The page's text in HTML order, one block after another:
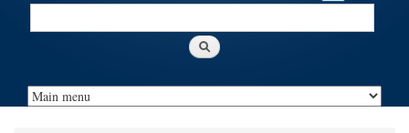
Search